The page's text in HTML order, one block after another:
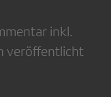
inkl.
veröffentlicht